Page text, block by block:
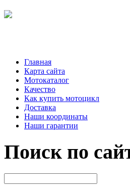
Главная
Карта сайта
Мотокаталог
Качество
Как купить мотоцикл
Доставка
Наши координаты
Наши гарантии
Поиск по